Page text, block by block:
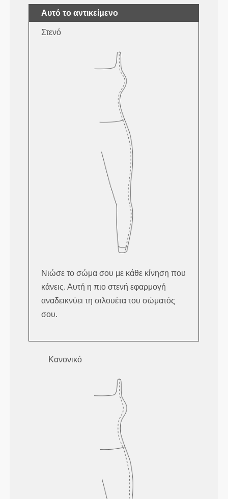
Αυτό το αντικείμενο
Στενό
Νιώσε το σώμα σου με κάθε κίνηση που
κάνεις. Αυτή η πιο στενή εφαρμογή
αναδεικνύει τη σιλουέτα του σώματός
σου.
Κανονικό